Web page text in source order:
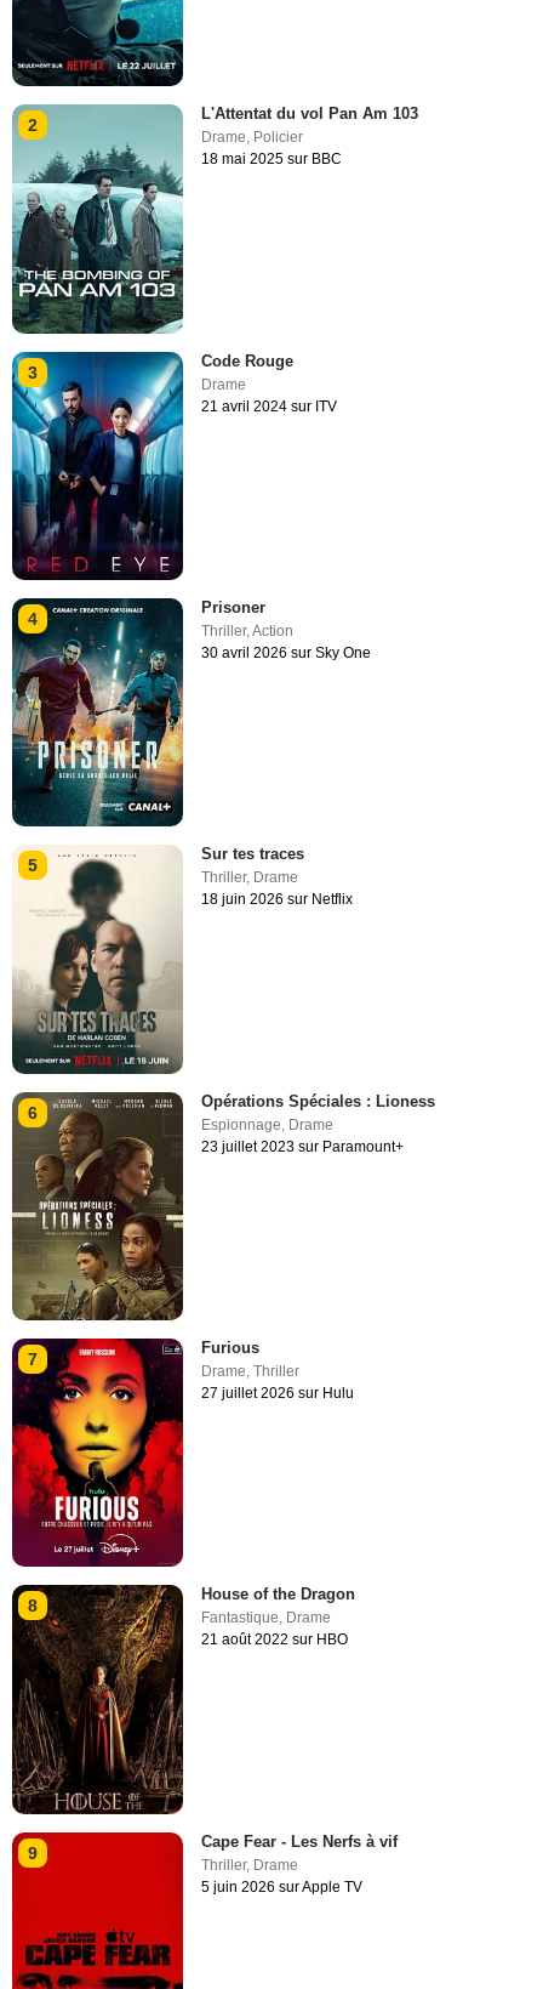
2
L'Attentat du vol Pan Am 103
Drame, Policier
18 mai 2025 sur BBC
3
Code Rouge
Drame
21 avril 2024 sur ITV
4
Prisoner
Thriller,Action
30 avril 2026 sur Sky One
5
Sur tes traces
Thriller, Drame
18 juin 2026 sur Netflix
6
Opérations Spéciales : Lioness
Espionnage Drame
23 juillet 2023 sur Paramount+
7
Furious
Drame,Thriller
27 juillet 2026 sur Hulu
8
House of the Dragon
Fantastique, Drame
21 août 2022 sur HBO
9
Cape Fear - Les Nerfs à vif
Thriller, Drame
5 juin 2026 sur Apple TV